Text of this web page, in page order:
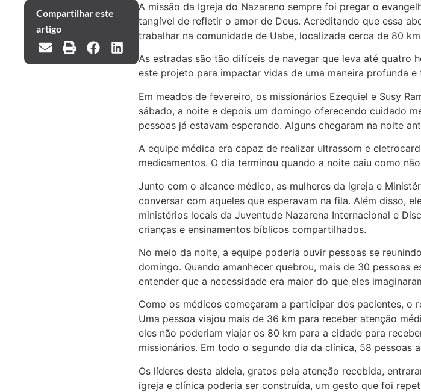
Compartilhar este
artigo
A missão da Igreja do Nazareno sempre foi pregar o
tangível de refletir o amor de Deus. Acreditando que essa
trabalhar na comunidade de Uabe, localizada cerca de 80
As estradas são tão difíceis de navegar que leva até quatro
este projeto para impactar vidas de uma maneira profunda e
Em meados de fevereiro, os missionários Ezequiel e Susy
sábado, a noite e depois um domingo oferecendo cuidado
pessoas já estavam esperando. Alguns chegaram na noite
A equipe médica era capaz de realizar ultrassom e
medicamentos. O dia terminou quando a noite caiu como
Junto com o alcance médico, as mulheres da igreja e
conversar com aqueles que esperavam na fila. Além disso,
ministérios locais da Juventude Nazarena Internacional e
crianças e ensinamentos bíblicos compartilhados.
No meio da noite, a equipe poderia ouvir pessoas se
domingo. Quando amanhecer quebrou, mais de 30 pessoas
entender que a necessidade era maior do que eles
Como os médicos começaram a participar dos pacientes, o
Uma pessoa viajou mais de 36 km para receber atenção
eles não poderiam viajar os 80 km para a cidade para
missionários. Em todo o segundo dia da clínica, 58 pessoas
Os líderes desta aldeia, gratos pela atenção recebida,
igreja e clínica poderia ser construída, um gesto que foi